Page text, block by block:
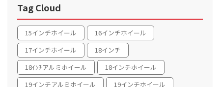
Tag Cloud
15インチホイール
16インチホイール
17インチホイール
18インチ
18ｲﾝﾁアルミホイール
18インチホイール
19インチアルミホイール
19インチホイール